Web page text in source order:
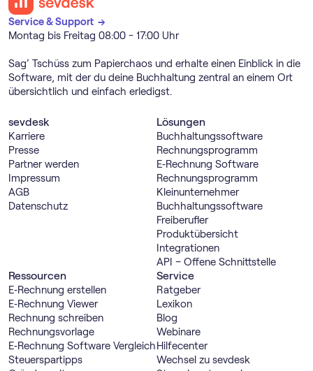
Service & Support →
Montag bis Freitag 08:00 - 17:00 Uhr
Sag’ Tschüss zum Papierchaos und erhalte einen Einblick in die
Software, mit der du deine Buchhaltung zentral an einem Ort
übersichtlich und einfach erledigst.
sevdesk
Karriere
Presse
Partner werden
Impressum
AGB
Datenschutz
Lösungen
Buch­haltungs­software
Rechnungs­programm
E‑Rechnung Software
Rechnungs­programm
Kleinunternehmer
Buch­haltungs­software
Freiberufler
Produktübersicht
Integrationen
API – Offene Schnittstelle
Ressourcen
E‑Rechnung erstellen
E‑Rechnung Viewer
Rechnung schreiben
Rechnungsvorlage
E‑Rechnung Software Vergleich
Steuerspartipps
Service
Ratgeber
Lexikon
Blog
Webinare
Hilfecenter
Wechsel zu sevdesk